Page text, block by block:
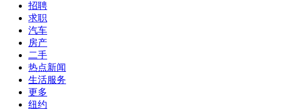
招聘
求职
汽车
房产
二手
热点新闻
生活服务
更多
纽约